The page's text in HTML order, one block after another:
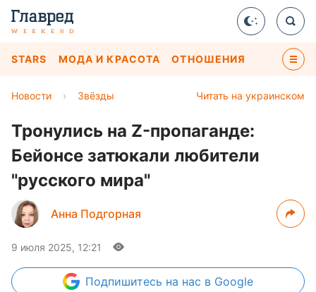
STARS МОДА И КРАСОТА ОТНОШЕНИЯ
Читать на украинском
Новости › Звёзды
Тронулись на Z-пропаганде:
Бейонсе затюкали любители
"русского мира"
Анна Подгорная
9 июля 2025, 12:21
Подпишитесь на нас в Google